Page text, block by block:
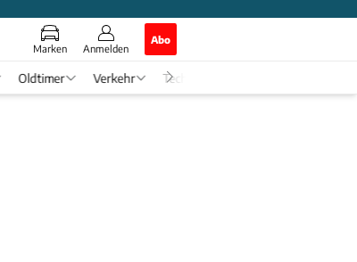
Marken Anmelden
Abo
Oldtimer Verkehr Tech & Zukunft